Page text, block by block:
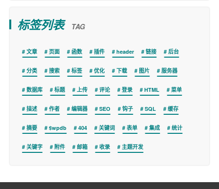
标签列表 TAG
文章 页面 函数 插件 header 链接 后台
分类 搜索 标签 优化 下载 图片 服务器
数据库 标题 上传 评论 登录 HTML 菜单
描述 作者 编辑器 SEO 钩子 SQL 缓存
摘要 $wpdb 404 关键词 表单 集成 统计
关键字 附件 邮箱 收录 主题开发